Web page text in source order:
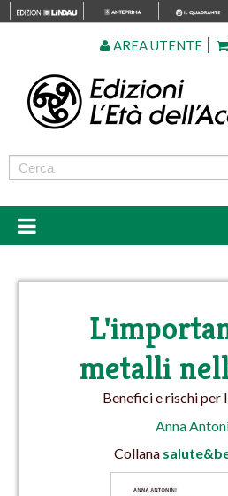
AREA UTENTE
metalli
Benefici e rischi per
Anna
Collana